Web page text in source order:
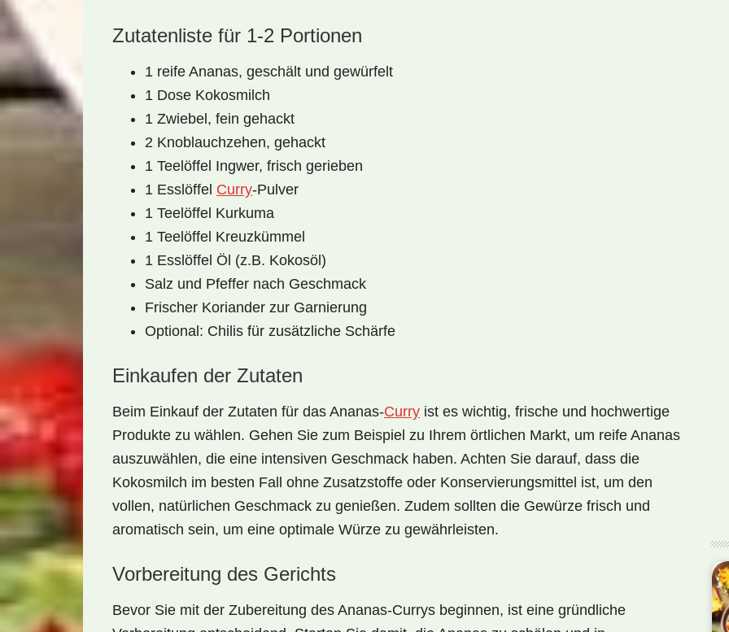
Zutatenliste für 1-2 Portionen
1 reife Ananas, geschält und gewürfelt
1 Dose Kokosmilch
1 Zwiebel, fein gehackt
2 Knoblauchzehen, gehackt
1 Teelöffel Ingwer, frisch gerieben
1 Esslöffel Curry-Pulver
1 Teelöffel Kurkuma
1 Teelöffel Kreuzkümmel
1 Esslöffel Öl (z.B. Kokosöl)
Salz und Pfeffer nach Geschmack
Frischer Koriander zur Garnierung
Optional: Chilis für zusätzliche Schärfe
Einkaufen der Zutaten
Beim Einkauf der Zutaten für das Ananas-Curry ist es wichtig, frische und hochwertige
Produkte zu wählen. Gehen Sie zum Beispiel zu Ihrem örtlichen Markt, um reife Ananas
auszuwählen, die eine intensiven Geschmack haben. Achten Sie darauf, dass die
Kokosmilch im besten Fall ohne Zusatzstoffe oder Konservierungsmittel ist, um den
vollen, natürlichen Geschmack zu genießen. Zudem sollten die Gewürze frisch und
aromatisch sein, um eine optimale Würze zu gewährleisten.
Vorbereitung des Gerichts
Bevor Sie mit der Zubereitung des Ananas-Currys beginnen, ist eine gründliche